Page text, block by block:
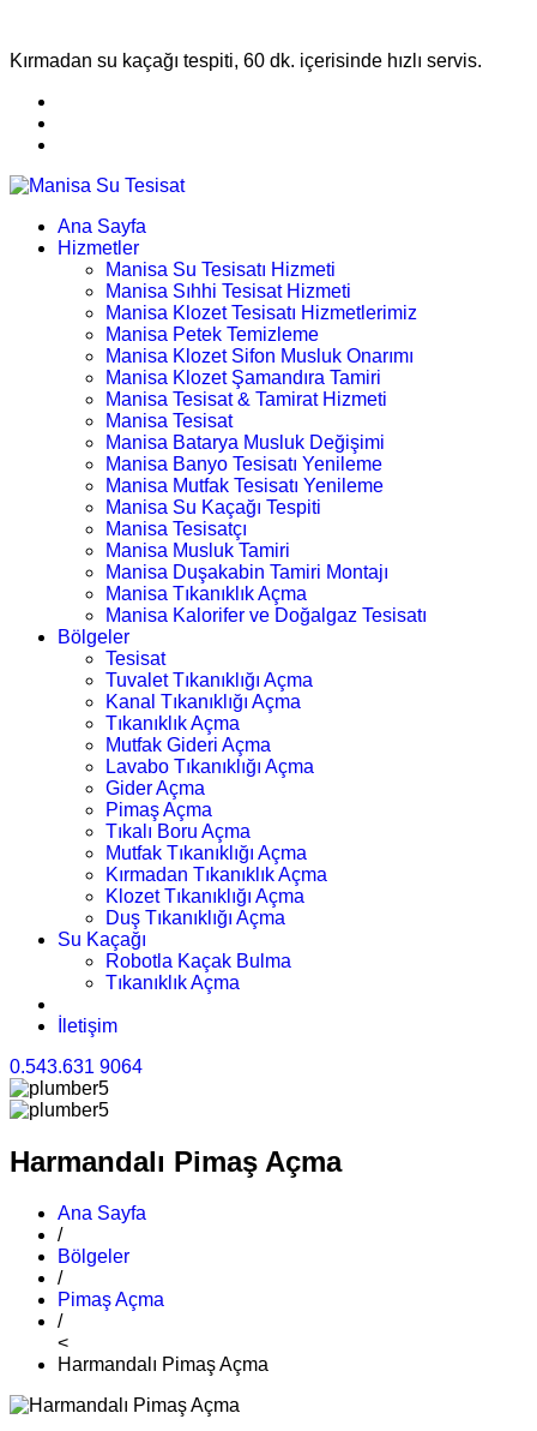
Kırmadan su kaçağı tespiti, 60 dk. içerisinde hızlı servis.
Ana Sayfa
Hizmetler
Manisa Su Tesisatı Hizmeti
Manisa Sıhhi Tesisat Hizmeti
Manisa Klozet Tesisatı Hizmetlerimiz
Manisa Petek Temizleme
Manisa Klozet Sifon Musluk Onarımı
Manisa Klozet Şamandıra Tamiri
Manisa Tesisat & Tamirat Hizmeti
Manisa Tesisat
Manisa Batarya Musluk Değişimi
Manisa Banyo Tesisatı Yenileme
Manisa Mutfak Tesisatı Yenileme
Manisa Su Kaçağı Tespiti
Manisa Tesisatçı
Manisa Musluk Tamiri
Manisa Duşakabin Tamiri Montajı
Manisa Tıkanıklık Açma
Manisa Kalorifer ve Doğalgaz Tesisatı
Bölgeler
Tesisat
Tuvalet Tıkanıklığı Açma
Kanal Tıkanıklığı Açma
Tıkanıklık Açma
Mutfak Gideri Açma
Lavabo Tıkanıklığı Açma
Gider Açma
Pimaş Açma
Tıkalı Boru Açma
Mutfak Tıkanıklığı Açma
Kırmadan Tıkanıklık Açma
Klozet Tıkanıklığı Açma
Duş Tıkanıklığı Açma
Su Kaçağı
Robotla Kaçak Bulma
Tıkanıklık Açma
İletişim
0.543.631 9064
Harmandalı Pimaş Açma
Ana Sayfa
/
Bölgeler
/
Pimaş Açma
/
<
Harmandalı Pimaş Açma